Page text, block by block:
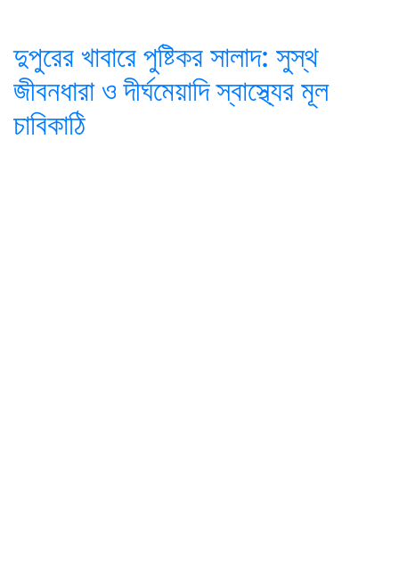
দুপুরের খাবারে পুষ্টিকর সালাদ: সুস্থ
জীবনধারা ও দীর্ঘমেয়াদি স্বাস্থ্যের মূল
চাবিকাঠি